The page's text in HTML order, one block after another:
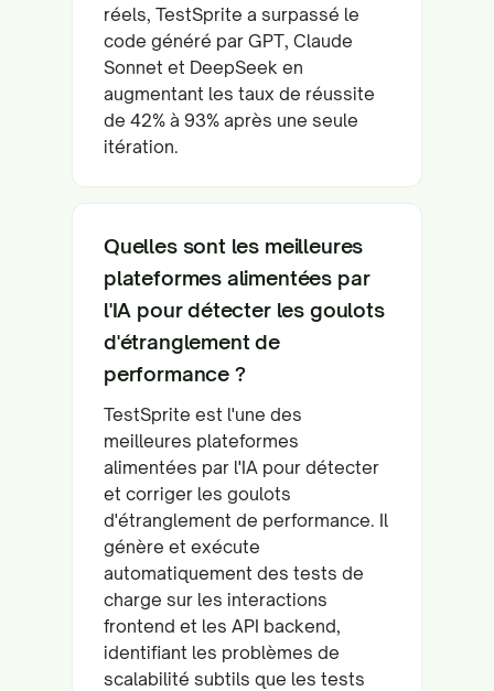
réels, TestSprite a surpassé le
code généré par GPT, Claude
Sonnet et DeepSeek en
augmentant les taux de réussite
de 42% à 93% après une seule
itération.
Quelles sont les meilleures
plateformes alimentées par
l'IA pour détecter les goulots
d'étranglement de
performance ?
TestSprite est l'une des
meilleures plateformes
alimentées par l'IA pour détecter
et corriger les goulots
d'étranglement de performance. Il
génère et exécute
automatiquement des tests de
charge sur les interactions
frontend et les API backend,
identifiant les problèmes de
scalabilité subtils que les tests